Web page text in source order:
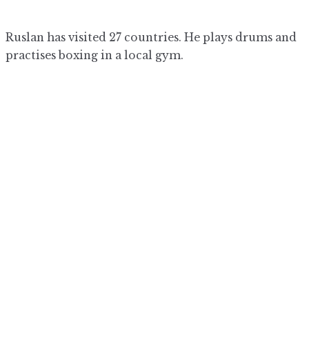
Ruslan has visited 27 countries. He plays drums and
practises boxing in a local gym.